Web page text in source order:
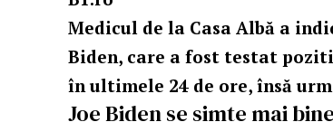
Medicul de la Casa Albă a
Biden, care a fost testat
în ultimele 24 de ore, însă
Joe Biden se simte mai